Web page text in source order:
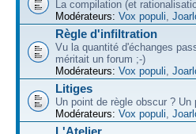
La compilation (et
Modérateurs: Vox populi,
Règle d'infiltration
Vu la quantité d'échanges
méritait un forum ;-)
Modérateurs: Vox populi,
Litiges
Un point de règle obscur ? Un
Modérateurs: Vox populi,
L'Atelier